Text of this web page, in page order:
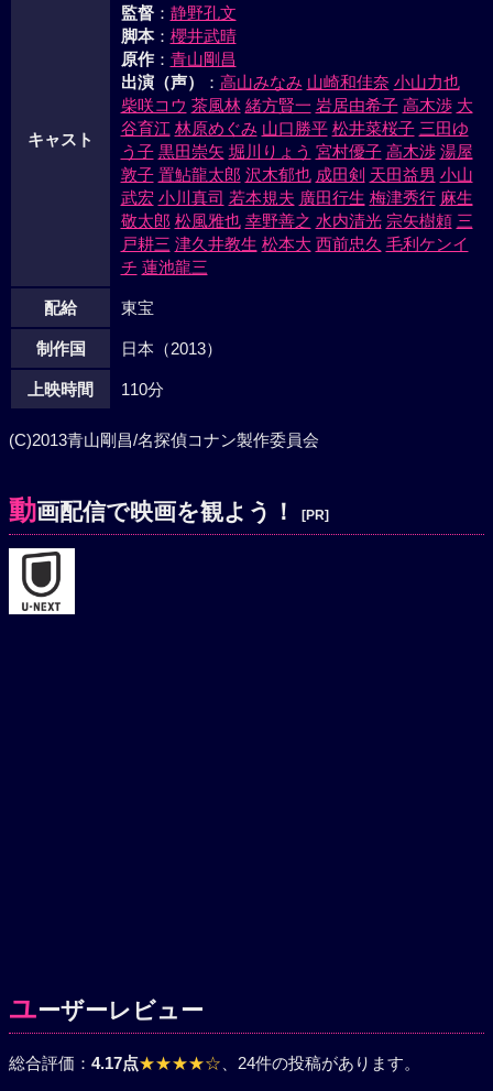
キャスト
監督： 静野孔文
脚本： 櫻井武晴
原作： 青山剛昌
出演（声）
： 高山みなみ 山崎和佳奈 小山力也
柴咲コウ 茶風林 緒方賢一 岩居由希子 高木渉 大
谷育江 林原めぐみ 山口勝平 松井菜桜子 三田ゆ
う子 黒田崇矢 堀川りょう 宮村優子 高木渉 湯屋
敦子 置鮎龍太郎 沢木郁也 成田剣 天田益男 小山
武宏 小川真司 若本規夫 廣田行生 梅津秀行 麻生
敬太郎 松風雅也 幸野善之 水内清光 宗矢樹頼 三
戸耕三 津久井教生 松本大 西前忠久 毛利ケンイ
チ 蓮池龍三
配給 東宝
制作国 日本（2013）
上映時間 110分
(C)2013青山剛昌/名探偵コナン製作委員会
動画配信で映画を観よう！ [PR]
ユーザーレビュー
総合評価： 4.17点★★★★☆ 、24件の投稿があります。